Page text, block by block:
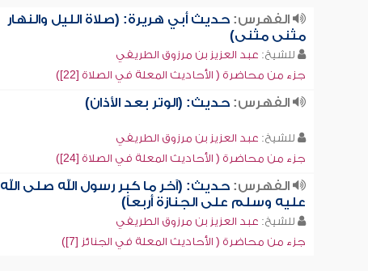
الفهرس:حديث أبي هريرة: (صلاة الليل والنهار
مثنى مثنى)
للشيخ: عبد العزيز بن مرزوق الطريفي
جزء من محاضرة ( الأحاديث المعلة في الصلاة [22])
الفهرس:حديث: (الوتر بعد الأذان)
للشيخ: عبد العزيز بن مرزوق الطريفي
جزء من محاضرة ( الأحاديث المعلة في الصلاة [24])
الفهرس:حديث: (آخر ما كبر رسول الله صلى الله
عليه وسلم على الجنازة أربعاً)
للشيخ: عبد العزيز بن مرزوق الطريفي
جزء من محاضرة ( الأحاديث المعلة في الجنائز [7])